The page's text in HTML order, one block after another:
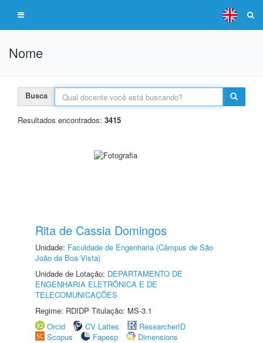
Nome
Busca
Resultados encontrados: 3415
Rita de Cassia Domingos
Unidade: Faculdade de Engenharia (Câmpus de São
João da Boa Vista)
Unidade de Lotação: DEPARTAMENTO DE
ENGENHARIA ELETRÔNICA E DE
TELECOMUNICAÇÕES
Regime: RDIDP Titulação: MS-3.1
Orcid
CV Lattes
ResearcherID
Scopus
Fapesp
Dimensions